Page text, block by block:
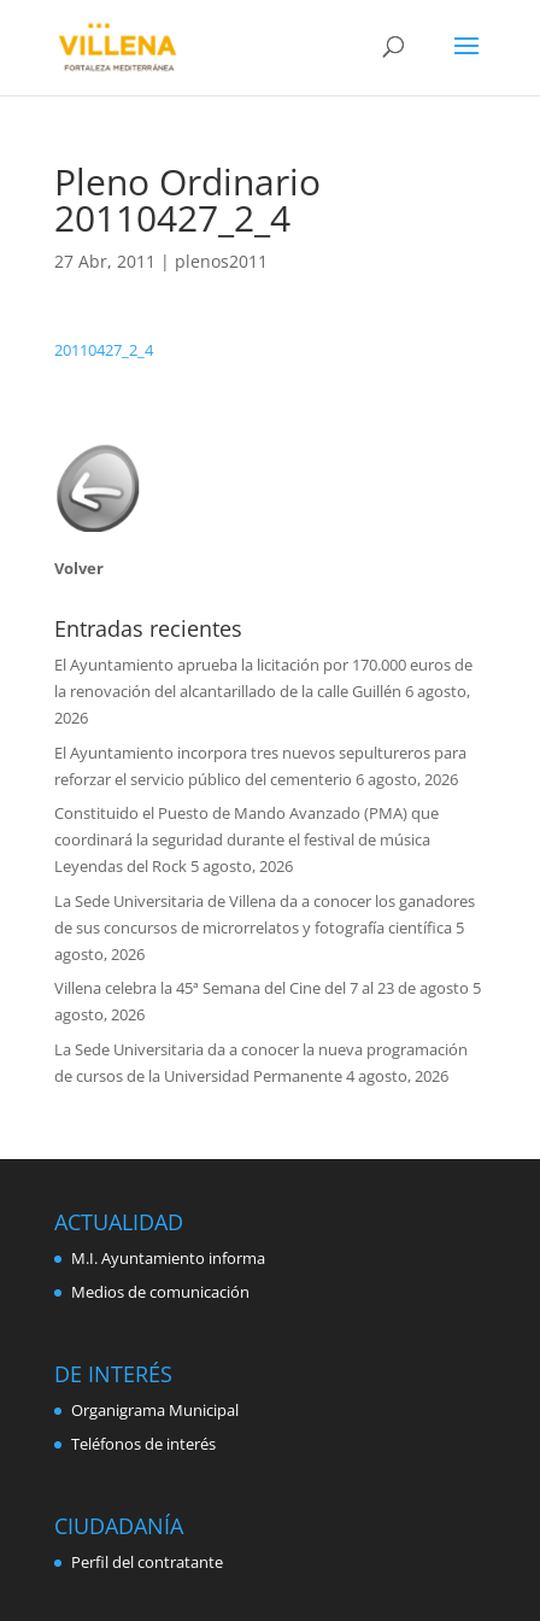
Pleno Ordinario
20110427_2_4
27 Abr, 2011 | plenos2011
20110427_2_4
Volver
Entradas recientes
El Ayuntamiento aprueba la licitación por 170.000 euros de
la renovación del alcantarillado de la calle Guillén 6 agosto,
2026
El Ayuntamiento incorpora tres nuevos sepultureros para
reforzar el servicio público del cementerio 6 agosto, 2026
Constituido el Puesto de Mando Avanzado (PMA) que
coordinará la seguridad durante el festival de música
Leyendas del Rock 5 agosto, 2026
La Sede Universitaria de Villena da a conocer los ganadores
de sus concursos de microrrelatos y fotografía científica 5
agosto, 2026
Villena celebra la 45ª Semana del Cine del 7 al 23 de agosto 5
agosto, 2026
La Sede Universitaria da a conocer la nueva programación
de cursos de la Universidad Permanente4 agosto, 2026
ACTUALIDAD
M.I. Ayuntamiento informa
Medios de comunicación
DE INTERÉS
Organigrama Municipal
Teléfonos de interés
CIUDADANÍA
Perfil del contratante